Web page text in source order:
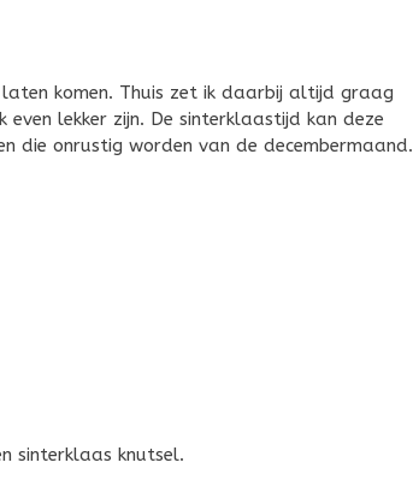
komen. Thuis zet ik daarbij altijd graag
lekker zijn. De sinterklaastijd kan deze
die onrustig worden van de decembermaand.
sinterklaas knutsel.